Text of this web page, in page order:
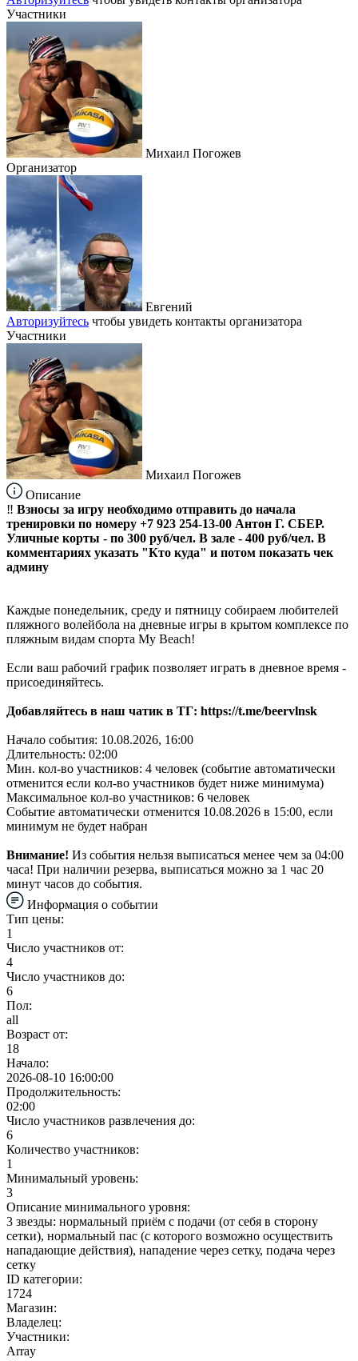
Участники
Михаил Погожев
Организатор
Евгений
Авторизуйтесь чтобы увидеть контакты организатора
Участники
Михаил Погожев
Описание
‼️ Взносы за игру необходимо отправить до начала
тренировки по номеру +7 923 254-13-00 Антон Г. СБЕР.
Уличные корты - по 300 руб/чел. В зале - 400 руб/чел. В
комментариях указать "Кто куда" и потом показать чек
админу
Каждые понедельник, среду и пятницу собираем любителей
пляжного волейбола на дневные игры в крытом комплексе по
пляжным видам спорта My Beach!
Если ваш рабочий график позволяет играть в дневное время -
присоединяйтесь.
Добавляйтесь в наш чатик в ТГ: https://t.me/beervlnsk
Начало события: 10.08.2026, 16:00
Длительность: 02:00
Мин. кол-во участников: 4 человек (событие автоматически
отменится если кол-во участников будет ниже минимума)
Максимальное кол-во участников: 6 человек
Событие автоматически отменится 10.08.2026 в 15:00, если
минимум не будет набран
Внимание! Из события нельзя выписаться менее чем за 04:00
часа! При наличии резерва, выписаться можно за 1 час 20
минут часов до события.
Информация о событии
Тип цены:
1
Число участников от:
4
Число участников до:
6
Пол:
all
Возраст от:
18
Начало:
2026-08-10 16:00:00
Продолжительность:
02:00
Число участников развлечения до:
6
Количество участников:
1
Минимальный уровень:
3
Описание минимального уровня:
3 звезды: нормальный приём с подачи (от себя в сторону
сетки), нормальный пас (с которого возможно осуществить
нападающие действия), нападение через сетку, подача через
сетку
ID категории:
1724
Магазин:
Владелец:
Участники:
Array